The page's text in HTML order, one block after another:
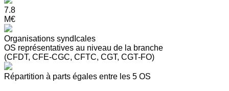
7.8
M€
Organisations syndIcales
OS représentatives au niveau de la branche
(CFDT, CFE-CGC, CFTC, CGT, CGT-FO)
Répartition à parts égales entre les 5 OS